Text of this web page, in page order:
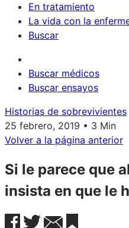
En tratamiento
La vida con la
Buscar
Buscar médicos
Buscar ensayos
Historias de sobrevivientes
25 febrero, 2019 • 3 Min
Volver a la página anterior
Si le parece que
insista en que le